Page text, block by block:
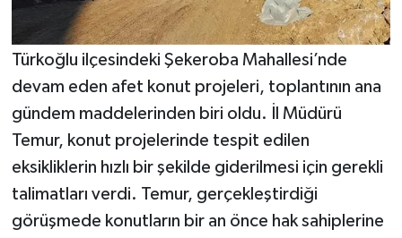
Türkoğlu ilçesindeki Şekeroba Mahallesi’nde
devam eden afet konut projeleri, toplantının ana
gündem maddelerinden biri oldu. İl Müdürü
Temur, konut projelerinde tespit edilen
eksikliklerin hızlı bir şekilde giderilmesi için gerekli
talimatları verdi. Temur, gerçekleştirdiği
görüşmede konutların bir an önce hak sahiplerine